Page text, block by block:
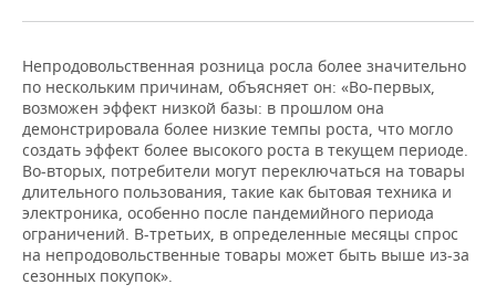
Непродовольственная розница росла более значительно
по нескольким причинам, объясняет он: «Во-первых,
возможен эффект низкой базы: в прошлом она
демонстрировала более низкие темпы роста, что могло
создать эффект более высокого роста в текущем периоде.
Во-вторых, потребители могут переключаться на товары
длительного пользования, такие как бытовая техника и
электроника, особенно после пандемийного периода
ограничений. В-третьих, в определенные месяцы спрос
на непродовольственные товары может быть выше из-за
сезонных покупок».